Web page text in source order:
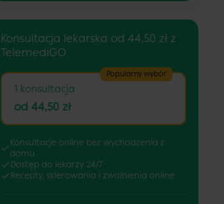
Konsultacja lekarska od 44,50 zł z
TelemediGO
Popularny wybór
1 konsultacja
od 44,50 zł
Konsultacje online bez wychodzenia z
domu
Dostęp do lekarzy 24/7
Recepty, skierowania i zwolnienia online